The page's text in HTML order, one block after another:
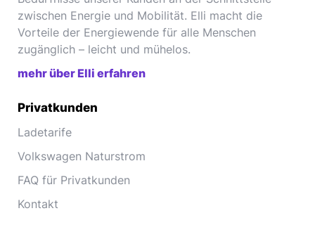
zwischen Energie und Mobilität. Elli macht die
Vorteile der Energiewende für alle Menschen
zugänglich – leicht und mühelos.
mehr über Elli erfahren
Privatkunden
Ladetarife
Volkswagen Naturstrom
FAQ für Privatkunden
Kontakt